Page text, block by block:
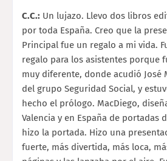
C.C.: Un lujazo. Llevo dos libros
por toda España. Creo que la
Principal fue un regalo a mi vida.
regalo para los asistentes porque
muy diferente, donde acudió José
del grupo Seguridad Social, y
hecho el prólogo. MacDiego,
Valencia y en España de portadas
hizo la portada. Hizo una
fuerte, más divertida, más loca,